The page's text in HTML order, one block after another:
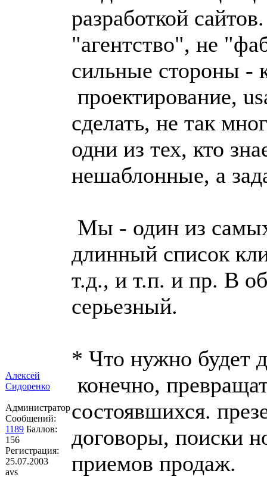
Алексей
Сидоренко
Администратор
Сообщений:
1189 Баллов:
156
Регистрация:
25.07.2003
avs
разработкой
"агентство", не
сильные стороны -
проектирование,
сделать, не так
одни из тех, кто
нешаблонные, а
Мы - один из
длинный список
т.д., и т.п. и пр. В
серьезный.
* Что нужно будет
конечно,
состоявшихся.
договоры, поиски
приемов продаж.